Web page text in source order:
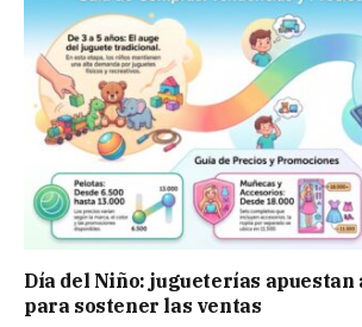
Día del Niño: jugueterías apuestan
para sostener las ventas